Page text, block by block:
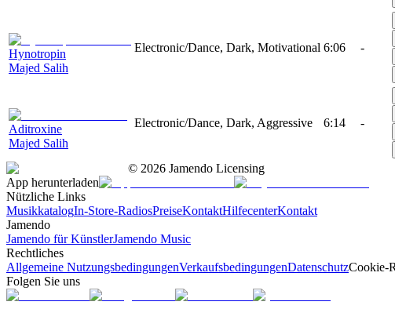
Hynotropin
Majed Salih
Electronic/Dance, Dark, Motivational 6:06 -
Aditroxine
Majed Salih
Electronic/Dance, Dark, Aggressive 6:14 -
© 2026 Jamendo Licensing
App herunterladen
Nützliche Links
MusikkatalogIn-Store-RadiosPreiseKontaktHilfecenterKontakt
Jamendo
Jamendo für KünstlerJamendo Music
Rechtliches
Allgemeine NutzungsbedingungenVerkaufsbedingungenDatenschutzCookie-
Folgen Sie uns